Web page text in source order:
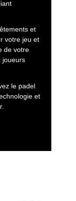
et
votre jeu et
de votre
joueurs
le padel
et